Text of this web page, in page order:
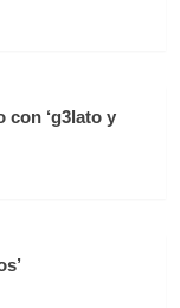
con ‘g3lato y